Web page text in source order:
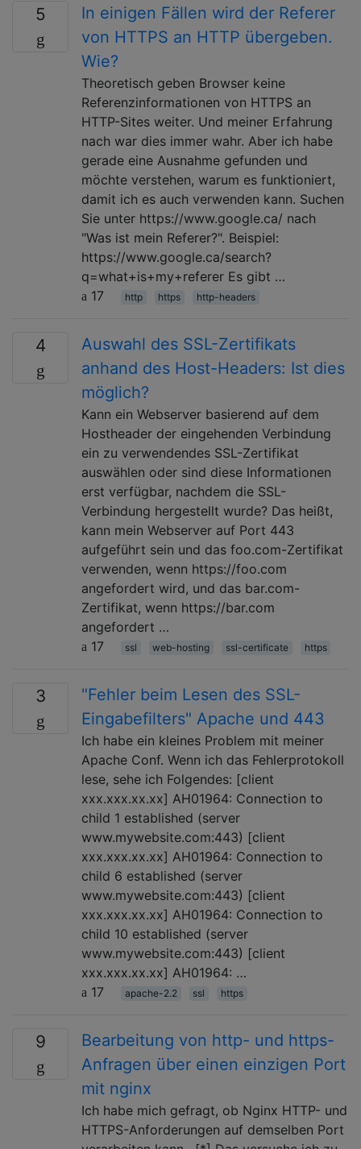
5
In einigen Fällen wird der Referer
von HTTPS an HTTP übergeben.
Wie?
Theoretisch geben Browser keine
Referenzinformationen von HTTPS an
HTTP-Sites weiter. Und meiner Erfahrung
nach war dies immer wahr. Aber ich habe
gerade eine Ausnahme gefunden und
möchte verstehen, warum es funktioniert,
damit ich es auch verwenden kann. Suchen
Sie unter https://www.google.ca/ nach
"Was ist mein Referer?". Beispiel:
https://www.google.ca/search?
q=what+is+my+referer Es gibt …
17
http https http-headers
4
Auswahl des SSL-Zertifikats
anhand des Host-Headers: Ist dies
möglich?
Kann ein Webserver basierend auf dem
Hostheader der eingehenden Verbindung
ein zu verwendendes SSL-Zertifikat
auswählen oder sind diese Informationen
erst verfügbar, nachdem die SSL-
Verbindung hergestellt wurde? Das heißt,
kann mein Webserver auf Port 443
aufgeführt sein und das foo.com-Zertifikat
verwenden, wenn https://foo.com
angefordert wird, und das bar.com-
Zertifikat, wenn https://bar.com
angefordert …
17
ssl web-hosting ssl-certificate https
3
"Fehler beim Lesen des SSL-
Eingabefilters" Apache und 443
Ich habe ein kleines Problem mit meiner
Apache Conf. Wenn ich das Fehlerprotokoll
lese, sehe ich Folgendes: [client
xxx.xxx.xx.xx] AH01964: Connection to
child 1 established (server
www.mywebsite.com:443) [client
xxx.xxx.xx.xx] AH01964: Connection to
child 6 established (server
www.mywebsite.com:443) [client
xxx.xxx.xx.xx] AH01964: Connection to
child 10 established (server
www.mywebsite.com:443) [client
xxx.xxx.xx.xx] AH01964: …
17
apache-2.2 ssl https
9
Bearbeitung von http- und https-
Anfragen über einen einzigen Port
mit nginx
Ich habe mich gefragt, ob Nginx HTTP- und
HTTPS-Anforderungen auf demselben Port